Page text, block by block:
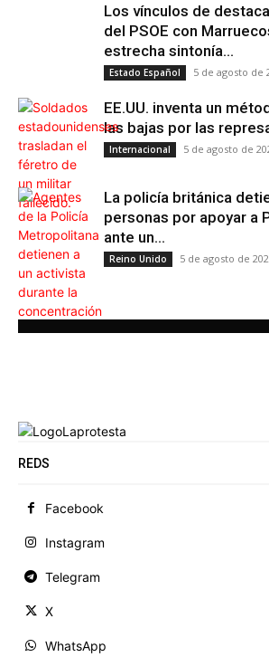
Los vínculos de
del PSOE con
estrecha sintonía...
Estado Español 5 de agosto de
EE.UU. inventa un
las bajas por las
Internacional 5 de agosto de
La policía británica
personas por apoyar a
ante un...
Reino Unido 5 de agosto de
REDS
Facebook
Instagram
Telegram
X
WhatsApp